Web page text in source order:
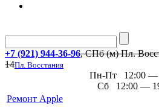
+7 (921) 944-36-96, СПб (м) Пл.
14Пл. Восстания
Пн-Пт 12:00 —
Сб 12:00 —
Ремонт Apple